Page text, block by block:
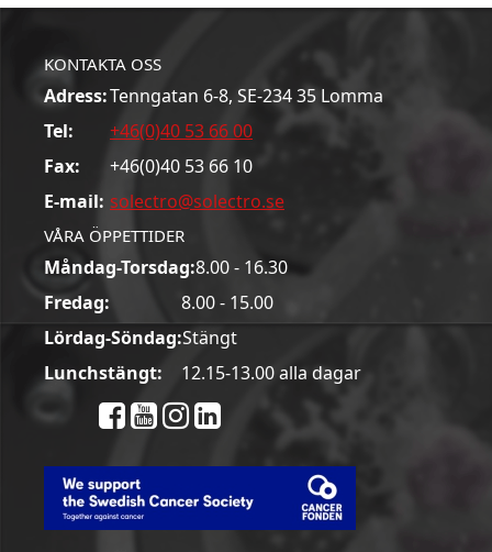
KONTAKTA OSS
Adress:Tenngatan 6-8, SE-234 35 Lomma
Tel:
+46(0)40 53 66 00
Fax:
+46(0)40 53 66 10
E-mail: solectro@solectro.se
VÅRA ÖPPETTIDER
Måndag-Torsdag:8.00 - 16.30
Fredag:
8.00 - 15.00
Lördag-Söndag:Stängt
Lunchstängt:
12.15-13.00 alla dagar